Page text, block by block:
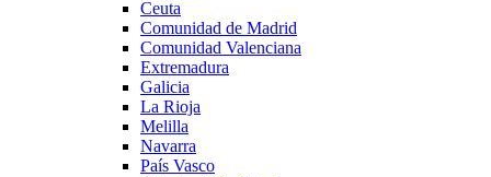
Ceuta
Comunidad de Madrid
Comunidad Valenciana
Extremadura
Galicia
La Rioja
Melilla
Navarra
País Vasco